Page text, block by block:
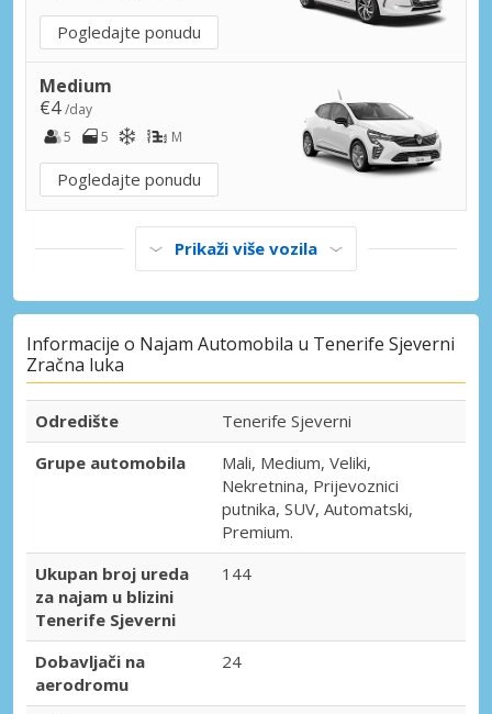
Pogledajte ponudu
Medium
€4/day
5
5 M
Pogledajte ponudu
Prikaži više vozila
Informacije o Najam Automobila u Tenerife Sjeverni
Zračna luka
Odredište
Tenerife Sjeverni
Grupe automobila
Mali, Medium, Veliki,
Nekretnina, Prijevoznici
putnika, SUV, Automatski,
Premium.
Ukupan broj ureda
za najam u blizini
Tenerife Sjeverni
144
Dobavljači na
aerodromu
24